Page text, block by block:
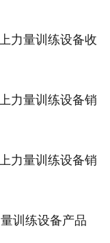
力量训练设备收
力量训练设备销
力量训练设备销
训练设备产品